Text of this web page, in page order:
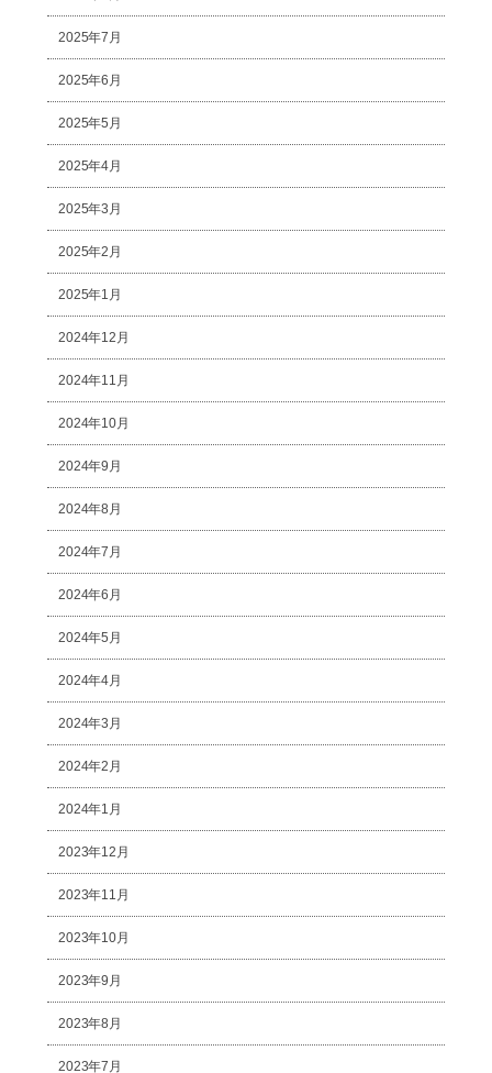
2025年7月
2025年6月
2025年5月
2025年4月
2025年3月
2025年2月
2025年1月
2024年12月
2024年11月
2024年10月
2024年9月
2024年8月
2024年7月
2024年6月
2024年5月
2024年4月
2024年3月
2024年2月
2024年1月
2023年12月
2023年11月
2023年10月
2023年9月
2023年8月
2023年7月